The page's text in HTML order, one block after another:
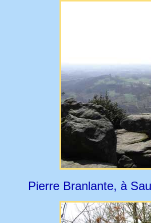
Pierre Branlante, à